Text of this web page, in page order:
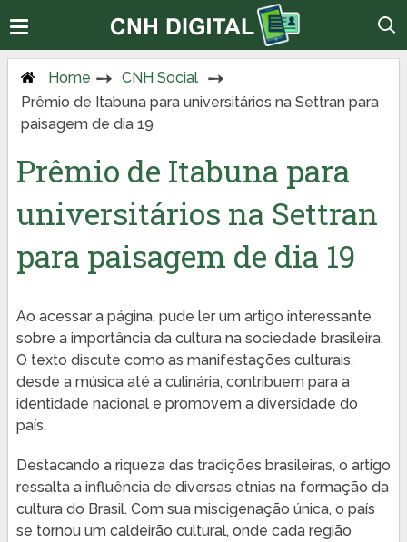
Home
CNH Social
Prêmio de Itabuna para universitários na Settran para
paisagem de dia 19
Prêmio de Itabuna para
universitários na Settran
para paisagem de dia 19
Ao acessar a página, pude ler um artigo interessante
sobre a importância da cultura na sociedade brasileira.
O texto discute como as manifestações culturais,
desde a música até a culinária, contribuem para a
identidade nacional e promovem a diversidade do
país.
Destacando a riqueza das tradições brasileiras, o artigo
ressalta a influência de diversas etnias na formação da
cultura do Brasil. Com sua miscigenação única, o país
se tornou um caldeirão cultural, onde cada região